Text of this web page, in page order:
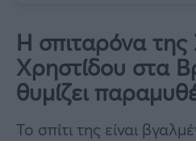
Η σπιταρόνα της
Χρηστίδου στα
θυμίζει
Το σπίτι της είναι